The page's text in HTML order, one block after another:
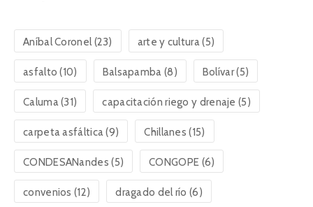
Aníbal Coronel(23) arte y cultura(5)
asfalto (10) Balsapamba (8) Bolívar(5)
Caluma(31) capacitación riego y drenaje (5)
carpeta asfáltica(9) Chillanes (15)
CONDESANandes (5) CONGOPE (6)
convenios (12) dragado del río (6)